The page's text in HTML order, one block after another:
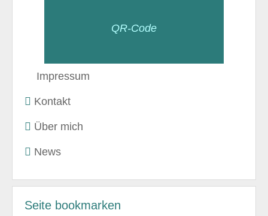
QR-Code
Impressum
Kontakt
Über mich
News
Seite bookmarken